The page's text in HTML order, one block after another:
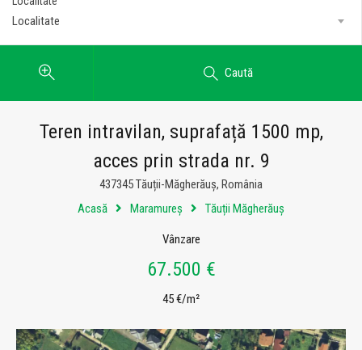
Localitate
Caută
Teren intravilan, suprafață 1500 mp,
acces prin strada nr. 9
437345 Tăuții-Măgherăuș, România
Acasă
Maramureș Tăuții Măgherăuș
Vânzare
67.500 €
45 €/m²